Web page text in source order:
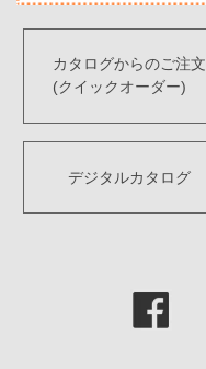
カタログからのご注文
(クイックオーダー)
デジタルカタログ